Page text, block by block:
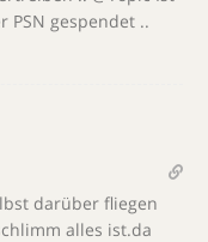
PSN gespendet ..
darüber fliegen
alles ist.da